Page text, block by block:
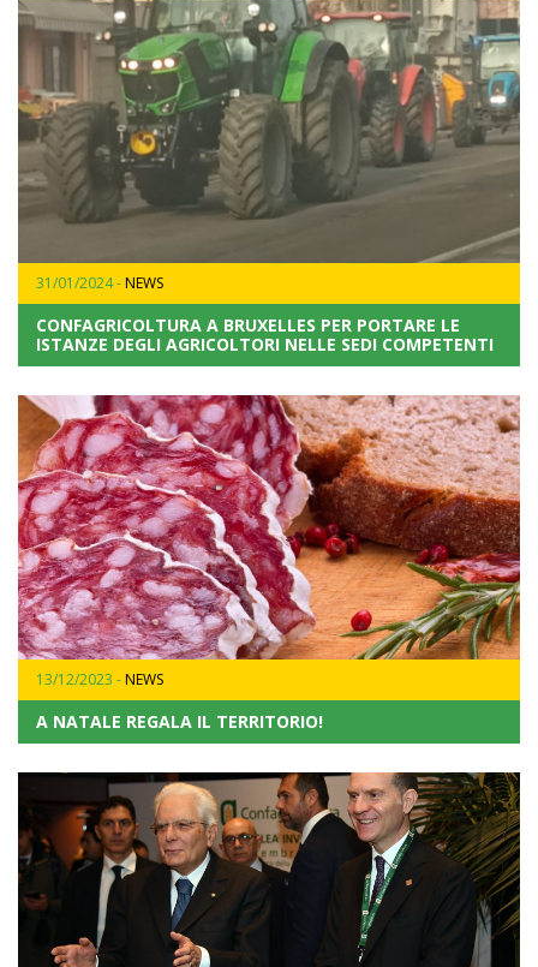
31/01/2024 -NEWS
CONFAGRICOLTURA A BRUXELLES PER PORTARE LE
ISTANZE DEGLI AGRICOLTORI NELLE SEDI COMPETENTI
13/12/2023 -NEWS
A NATALE REGALA IL TERRITORIO!